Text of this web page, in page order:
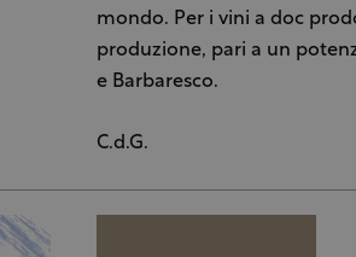
mondo. Per i vini a doc
produzione, pari a un
e Barbaresco.
C.d.G.